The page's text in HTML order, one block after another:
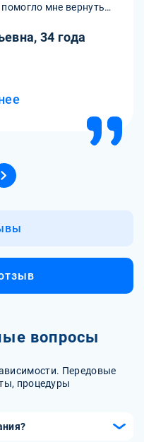
мне вернуть
34 года
вопросы
Передовые
процедуры